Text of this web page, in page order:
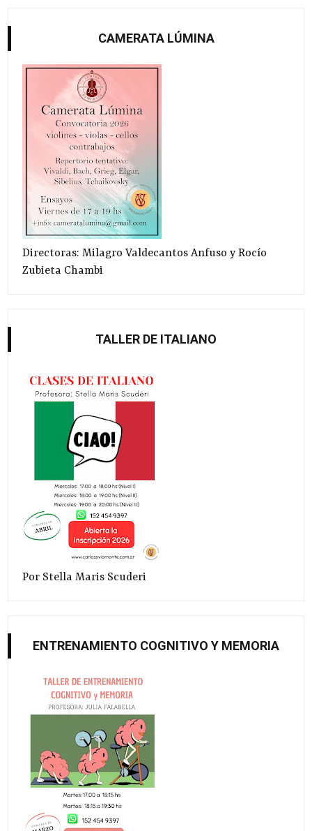
CAMERATA LÚMINA
Directoras: Milagro Valdecantos Anfuso y Rocío
Zubieta Chambi
TALLER DE ITALIANO
Por Stella Maris Scuderi
ENTRENAMIENTO COGNITIVO Y MEMORIA